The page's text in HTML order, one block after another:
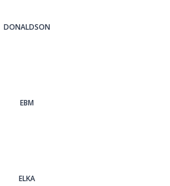
DONALDSON
EBM
ELKA